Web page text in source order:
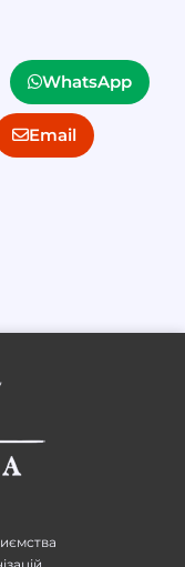
WhatsApp
Email